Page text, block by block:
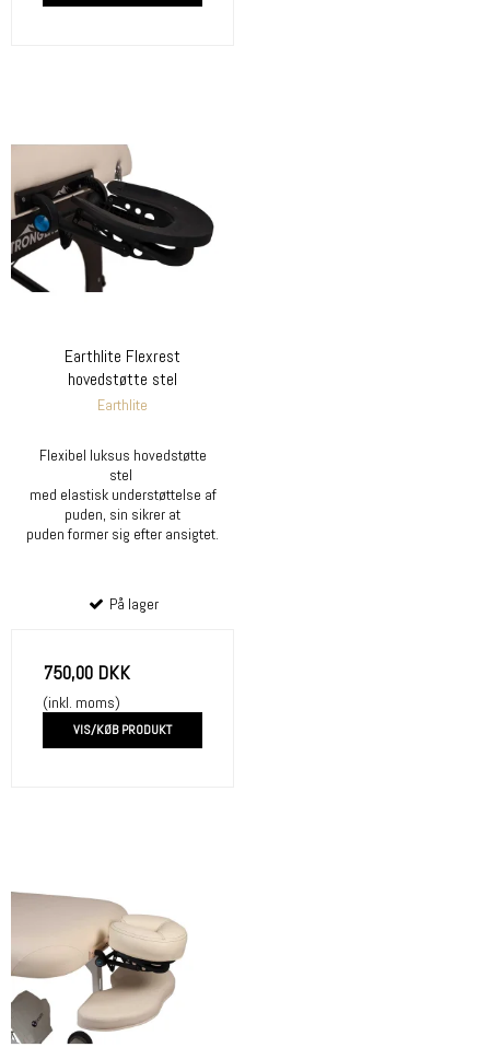
Earthlite Flexrest
hovedstøtte stel
Earthlite
Flexibel luksus hovedstøtte
stel
med elastisk understøttelse af
puden, sin sikrer at
puden former sig efter ansigtet.
På lager
750,00 DKK
(inkl. moms)
VIS/KØB PRODUKT